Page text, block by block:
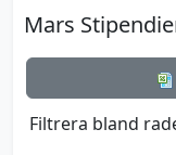
Mars
Filtrera bland